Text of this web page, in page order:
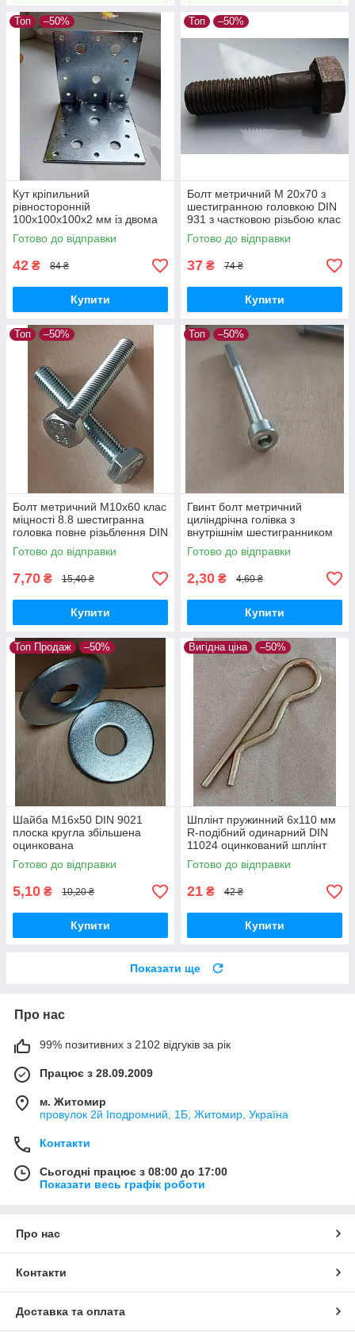
Топ –50%
Кут кріпильний
рівносторонній
100х100х100х2 мм із двома
ребрами жорсткості
універсальний монтажний
перфорований оцинкований
Готово до відправки
42 ₴ 84 ₴
Купити
Топ –50%
Болт метричний М 20х70 з
шестигранною головкою DIN
931 з частковою різьбою клас
міцності 5,8 без покриття
Готово до відправки
37 ₴ 74 ₴
Купити
Топ –50%
Болт метричний М10х60 клас
міцності 8.8 шестигранна
головка повне різьблення DIN
933 болт оцинкований
Готово до відправки
7,70 ₴ 15,40 ₴
Купити
Топ –50%
Гвинт болт метричний
циліндрічна голівка з
внутрішнім шестигранником
INBUS М5х60мм клас
міцності 8,8 DIN912
Готово до відправки
2,30 ₴ 4,60 ₴
Купити
Топ Продаж –50%
Шайба М16х50 DIN 9021
плоска кругла збільшена
оцинкована
Готово до відправки
5,10 ₴ 10,20 ₴
Купити
Вигідна ціна –50%
Шплінт пружинний 6x110 мм
R-подібний одинарний DIN
11024 оцинкований шплінт
голковий
Готово до відправки
21 ₴ 42 ₴
Купити
Показати ще
Про нас
99% позитивних з 2102 відгуків за рік
Працює з 28.09.2009
м. Житомир
провулок 2й Іподромний, 1Б, Житомир, Україна
Контакти
Сьогодні працює з 08:00 до 17:00
Показати весь графік роботи
Про нас
Контакти
Доставка та оплата